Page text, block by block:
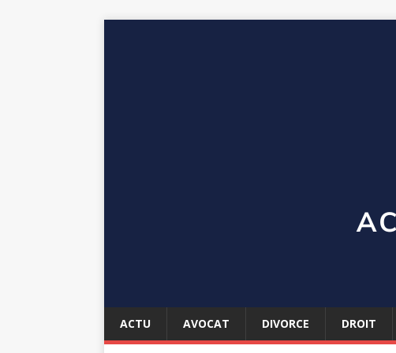
ACTU AVOCAT DIVORCE DROIT